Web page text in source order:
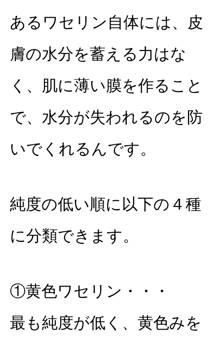
あるワセリン自体には、
皮
膚の水分を蓄える力はな
く、肌に薄い膜を作ること
で、水分が失われるのを防
いでくれるんです。
純度の低い順に以下の４種
に分類できます。
①黄色ワセリン・・・
最も純度が低く、黄色みを